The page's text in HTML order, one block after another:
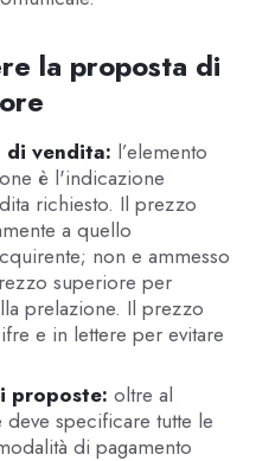
la proposta di
di vendita: l’elemento
è l'indicazione
richiesto. Il prezzo
a quello
non e ammesso
superiore per
prelazione. Il prezzo
e in lettere per evitare
proposte: oltre al
specificare tutte le
di pagamento